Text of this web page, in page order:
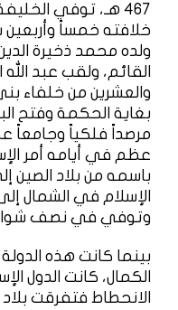
467 هـ، توفي
خلافته خمساً وأربعين
ولده محمد ذخيرة
القائم، ولقب عبد
والعشرين من خلفاء
بغاية الحكمة وفتح
مرصداً فلكياً
عظم في أيامه أمر
باسمه من بلاد الصين
الإسلام في الشمال
وتوفي في نصف شوال سنة
بينما كانت هذه
الكمال، كانت الدول
الانحطاط فتفرقت